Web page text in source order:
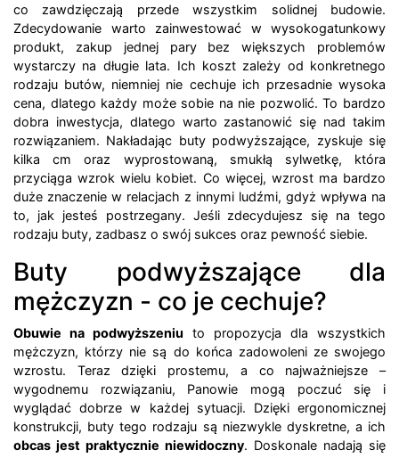
co zawdzięczają przede wszystkim solidnej budowie.
Zdecydowanie warto zainwestować w wysokogatunkowy
produkt, zakup jednej pary bez większych problemów
wystarczy na długie lata. Ich koszt zależy od konkretnego
rodzaju butów, niemniej nie cechuje ich przesadnie wysoka
cena, dlatego każdy może sobie na nie pozwolić. To bardzo
dobra inwestycja, dlatego warto zastanowić się nad takim
rozwiązaniem. Nakładając buty podwyższające, zyskuje się
kilka cm oraz wyprostowaną, smukłą sylwetkę, która
przyciąga wzrok wielu kobiet. Co więcej, wzrost ma bardzo
duże znaczenie w relacjach z innymi ludźmi, gdyż wpływa na
to, jak jesteś postrzegany. Jeśli zdecydujesz się na tego
rodzaju buty, zadbasz o swój sukces oraz pewność siebie.
Buty podwyższające dla
mężczyzn - co je cechuje?
Obuwie na podwyższeniu to propozycja dla wszystkich
mężczyzn, którzy nie są do końca zadowoleni ze swojego
wzrostu. Teraz dzięki prostemu, a co najważniejsze –
wygodnemu rozwiązaniu, Panowie mogą poczuć się i
wyglądać dobrze w każdej sytuacji. Dzięki ergonomicznej
konstrukcji, buty tego rodzaju są niezwykle dyskretne, a ich
obcas jest praktycznie niewidoczny. Doskonale nadają się